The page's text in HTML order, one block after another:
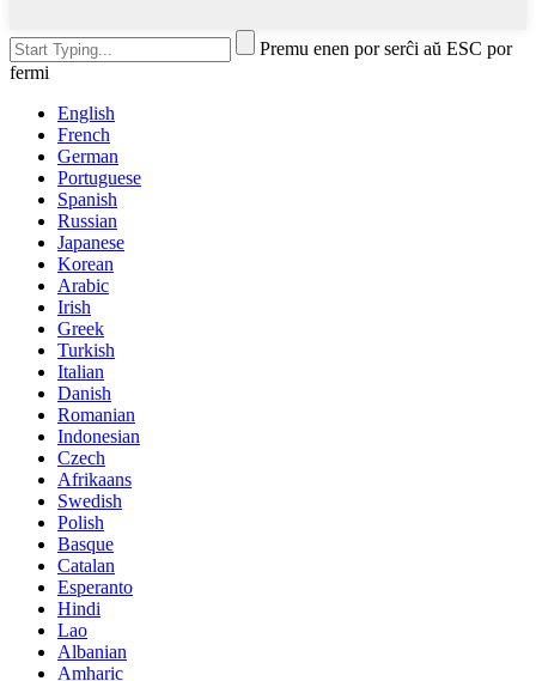
Premu enen por serĉi aŭ ESC por
fermi
English
French
German
Portuguese
Spanish
Russian
Japanese
Korean
Arabic
Irish
Greek
Turkish
Italian
Danish
Romanian
Indonesian
Czech
Afrikaans
Swedish
Polish
Basque
Catalan
Esperanto
Hindi
Lao
Albanian
Amharic